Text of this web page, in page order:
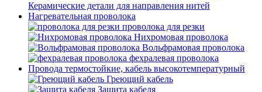
Керамические детали для направления нитей
Нагревательная проволока
проволока для резки
Нихромовая проволока
Вольфрамовая проволока
фехралевая проволока
Провода термостойкие, кабель высокотемпературный
Греющий кабель
Защита кабеля